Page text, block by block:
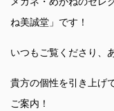
ね美誠堂」です！
いつもご覧くださり、
貴方の個性を引き上げ
ご案内！